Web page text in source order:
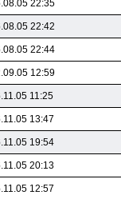
22:35
22:42
22:44
12:59
11:25
13:47
19:54
20:13
12:57